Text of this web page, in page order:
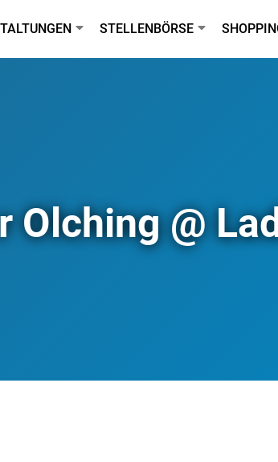
STELLENBÖRSE
Olching @